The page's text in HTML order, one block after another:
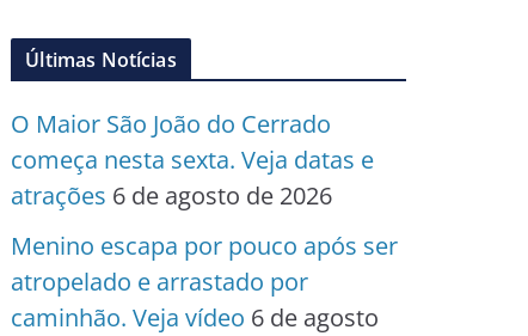
Últimas Notícias
O Maior São João do Cerrado
começa nesta sexta. Veja datas e
atrações 6 de agosto de 2026
Menino escapa por pouco após ser
atropelado e arrastado por
caminhão. Veja vídeo 6 de agosto